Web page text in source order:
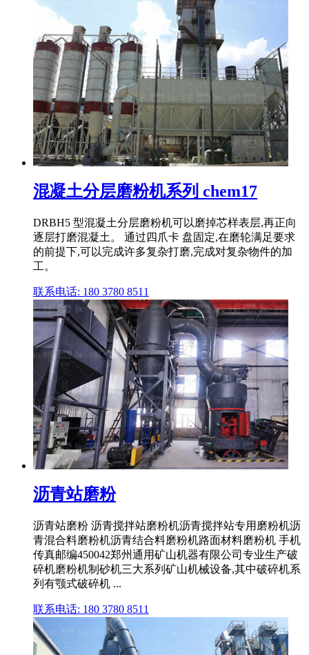
混凝土分层磨粉机系列 chem17
DRBH5 型混凝土分层磨粉机可以磨掉芯样表层,再正向
逐层打磨混凝土。 通过四爪卡 盘固定,在磨轮满足要求
的前提下,可以完成许多复杂打磨,完成对复杂物件的加
工。
联系电话: 180 3780 8511
沥青站磨粉
沥青站磨粉 沥青搅拌站磨粉机沥青搅拌站专用磨粉机沥
青混合料磨粉机沥青结合料磨粉机路面材料磨粉机 手机
传真邮编450042郑州通用矿山机器有限公司专业生产破
碎机磨粉机制砂机三大系列矿山机械设备,其中破碎机系
列有颚式破碎机 ...
联系电话: 180 3780 8511